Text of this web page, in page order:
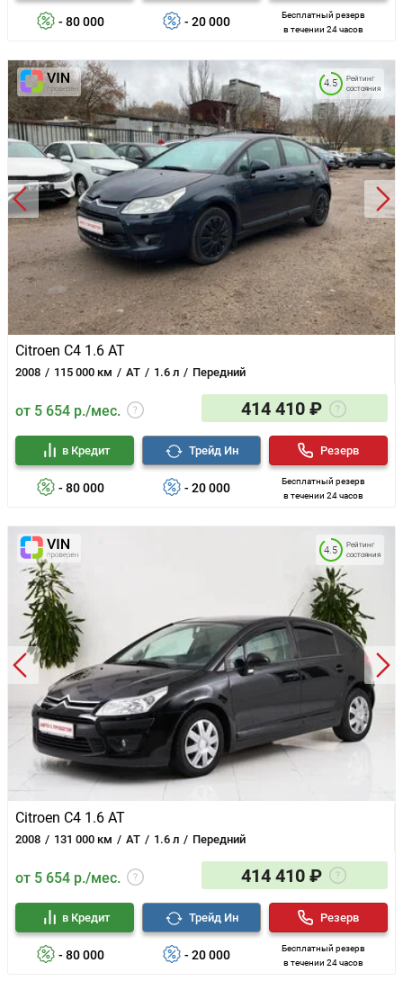
- 80 000 - 20 000
Бесплатный резерв
в течении 24 часов
Citroen C4 1.6 AT
2008 115 000 км AT 1.6 л Передний
Рейтинг
состояния
4.5
от 5 654 р./мес. 414 410 ₽
- 80 000
в Кредит
- 20 000
Трейд Ин
Бесплатный резерв
в течении 24 часов
Резерв
Citroen C4 1.6 AT
2008 131 000 км AT 1.6 л Передний
Рейтинг
состояния
4.5
от 5 654 р./мес. 414 410 ₽
- 80 000
в Кредит
- 20 000
Трейд Ин
Бесплатный резерв
в течении 24 часов
Резерв